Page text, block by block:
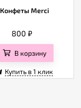
Конфеты Merci
800 ₽
В корзину
Купить в 1 клик